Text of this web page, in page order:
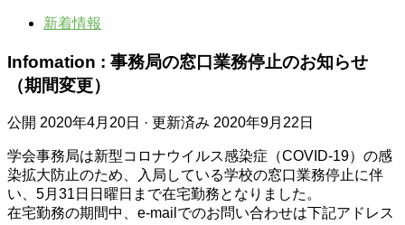
新着情報
Infomation : 事務局の窓口業務停止のお知らせ
（期間変更）
公開 2020年4月20日 · 更新済み 2020年9月22日
学会事務局は新型コロナウイルス感染症（COVID-19）の感
染拡大防止のため、入局している学校の窓口業務停止に伴
い、5月31日日曜日まで在宅勤務となりました。
在宅勤務の期間中、e-mailでのお問い合わせは下記アドレス